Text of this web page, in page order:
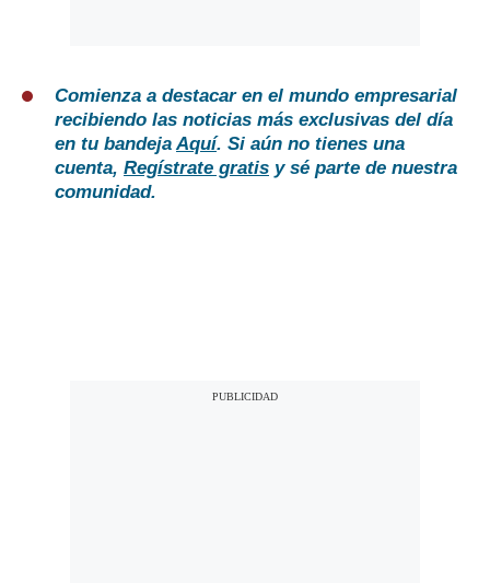
Comienza a destacar en el mundo empresarial
recibiendo las noticias más exclusivas del día
en tu bandejaAquí. Si aún no tienes una
cuenta, Regístrate gratis y sé parte de nuestra
comunidad.